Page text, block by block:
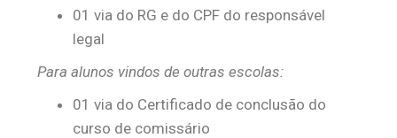
01 via do RG e do CPF do responsável
legal
Para alunos vindos de outras escolas:
01 via do Certificado de conclusão do
curso de comissário